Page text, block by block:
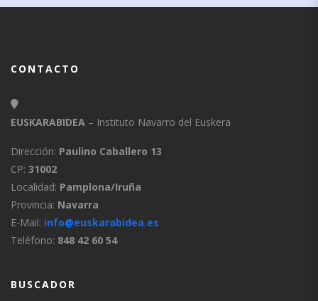
CONTACTO
EUSKARABIDEA – Instituto Navarro del Euskera
Dirección: Paulino Caballero 13
CP: 31002
Localidad: Pamplona/Iruña
Provincia: Navarra
E-Mail: info@euskarabidea.es
Teléfono: 848 42 60 54
BUSCADOR